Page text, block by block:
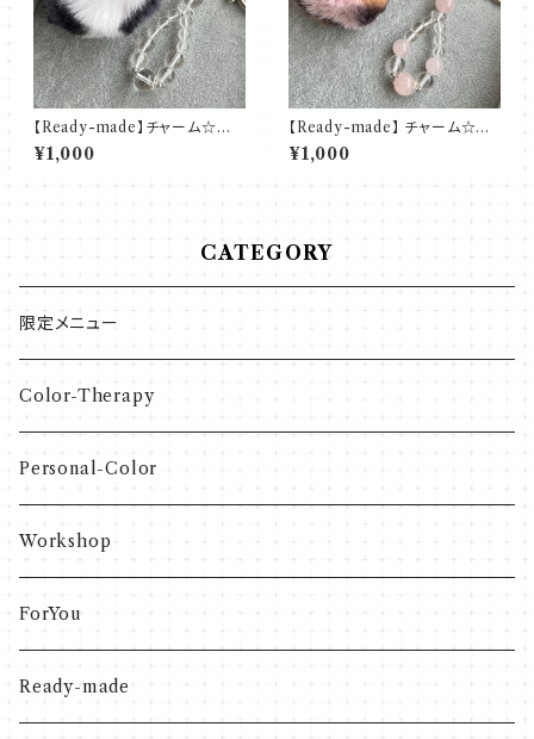
【Ready-made】チャーム☆水
晶
¥1,000
【Ready-made】 チャーム☆ロ
ーズクォーツ
¥1,000
CATEGORY
限定メニュー
Color-Therapy
Personal-Color
Workshop
ForYou
Ready-made